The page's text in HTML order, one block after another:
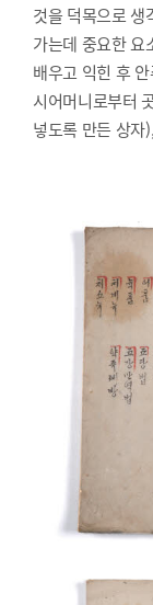
것을 덕목으로 생
가는데 중요한 요
배우고 익힌 후
시어머니로부터
넣도록 만든 상자